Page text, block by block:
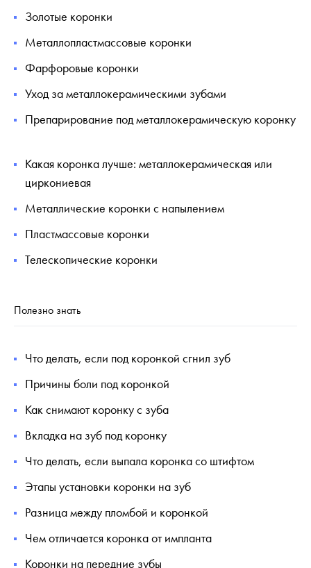
Золотые коронки
Металлопластмассовые коронки
Фарфоровые коронки
Уход за металлокерамическими зубами
Препарирование под металлокерамическую коронку
Какая коронка лучше: металлокерамическая или
циркониевая
Металлические коронки с напылением
Пластмассовые коронки
Телескопические коронки
Полезно знать
Что делать, если под коронкой сгнил зуб
Причины боли под коронкой
Как снимают коронку с зуба
Вкладка на зуб под коронку
Что делать, если выпала коронка со штифтом
Этапы установки коронки на зуб
Разница между пломбой и коронкой
Чем отличается коронка от импланта
Коронки на передние зубы